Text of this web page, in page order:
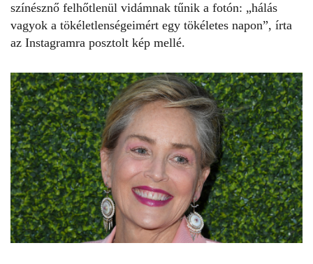
színésznő felhőtlenül vidámnak tűnik a fotón: „hálás
vagyok a tökéletlenségeimért egy tökéletes napon”, írta
az Instagramra posztolt kép mellé.